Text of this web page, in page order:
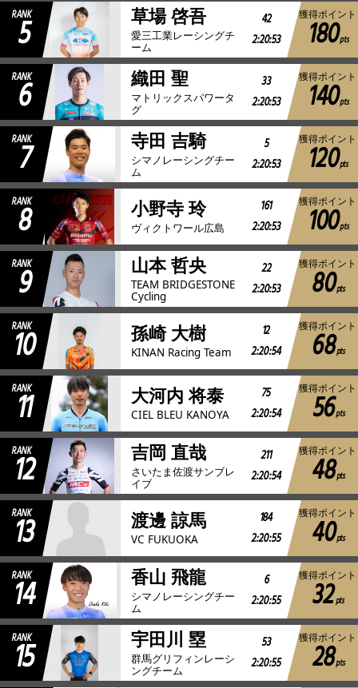
RANK
5 草場 啓吾
愛三工業レーシングチ
ーム
42
2:20:53
獲得ポイント
180pts
RANK
6 織田 聖
マトリックスパワータ
グ
33
2:20:53
獲得ポイント
140pts
RANK
7 寺田 吉騎
シマノレーシングチー
ム
5
2:20:53
獲得ポイント
120pts
RANK
8 小野寺 玲
ヴィクトワール広島
161
2:20:53
獲得ポイント
100pts
RANK
9 山本 哲央
TEAM BRIDGESTONE
Cycling
22
2:20:53
獲得ポイント
80pts
RANK
10 孫崎 大樹
KINAN Racing Team
12
2:20:54
獲得ポイント
68pts
RANK
11 大河内 将泰
CIEL BLEU KANOYA
75
2:20:54
獲得ポイント
56pts
RANK
12 吉岡 直哉
さいたま佐渡サンブレ
イブ
211
2:20:54
獲得ポイント
48pts
RANK
13 渡邊 諒馬
VC FUKUOKA
184
2:20:55
獲得ポイント
40pts
RANK
14 香山 飛龍
シマノレーシングチー
ム
6
2:20:55
獲得ポイント
32 pts
RANK
15 宇田川 塁
群馬グリフィンレーシ
ングチーム
53
2:20:55
獲得ポイント
28pts